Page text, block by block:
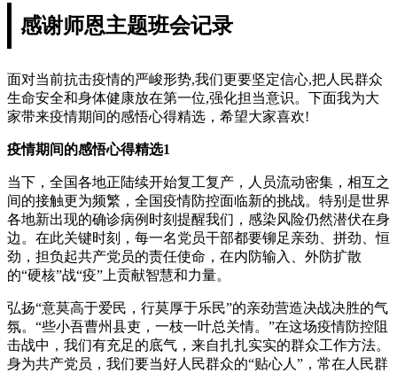
感谢师恩主题班会记录
面对当前抗击疫情的严峻形势,我们更要坚定信心,把人民群众
生命安全和身体健康放在第一位,强化担当意识。下面我为大
家带来疫情期间的感悟心得精选，希望大家喜欢!
疫情期间的感悟心得精选1
当下，全国各地正陆续开始复工复产，人员流动密集，相互之
间的接触更为频繁，全国疫情防控面临新的挑战。特别是世界
各地新出现的确诊病例时刻提醒我们，感染风险仍然潜伏在身
边。在此关键时刻，每一名党员干部都要铆足亲劲、拼劲、恒
劲，担负起共产党员的责任使命，在内防输入、外防扩散
的“硬核”战“疫”上贡献智慧和力量。
弘扬“意莫高于爱民，行莫厚于乐民”的亲劲营造决战决胜的气
氛。“些小吾曹州县吏，一枝一叶总关情。”在这场疫情防控阻
击战中，我们有充足的底气，来自扎扎实实的群众工作方法。
身为共产党员，我们要当好人民群众的“贴心人”，常在人民群